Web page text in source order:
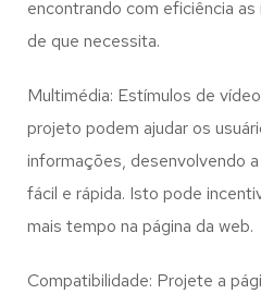
encontrando com eficiência
de que necessita.
Multimédia: Estímulos de
projeto podem ajudar os
informações, desenvolvendo
fácil e rápida. Isto pode
mais tempo na página da web.
Compatibilidade: Projete a